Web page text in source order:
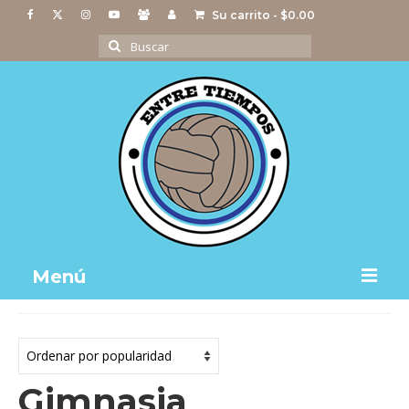
Su carrito - $0.00
Buscar
por:
Menú
Actividades
Imágenes